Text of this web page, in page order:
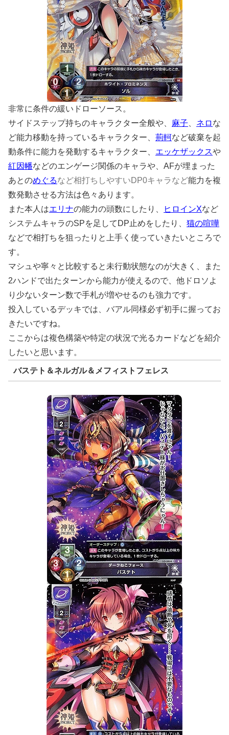
非常に条件の緩いドローソース。
サイドステップ持ちのキャラクター全般や、 麻子 ネロ な
ど能力移動を持っているキャラクター、 荊軻など破棄を起
動条件に能力を発動するキャラクター、 エッケザックスや
紅因幡などのエンゲージ関係のキャラや、AFが埋まった
あとのめぐるなど相打ちしやすいDP0キャラなど能力を複
数発動させる方法は色々あります。
また本人はエリナの能力の頭数にしたり、 ヒロインXなど
システムキャラのSPを足してDP止めをしたり、 猫の喧嘩
などで相打ちを狙ったりと上手く使っていきたいところで
す。
マシュや寧々と比較すると未行動状態なのが大きく、また
2ハンドで出たターンから能力が使えるので、他ドロソよ
り少ないターン数で手札が増やせるのも強力です。
投入しているデッキでは、バアル同様必ず初手に握ってお
きたいですね。
ここからは複色構築や特定の状況で光るカードなどを紹介
したいと思います。
バステト＆ネルガル＆メフィストフェレス